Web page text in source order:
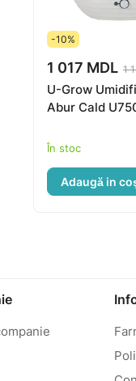
-10%
1 017 MDL 1
U-Grow
Abur Cald
În stoc
Adaugă in